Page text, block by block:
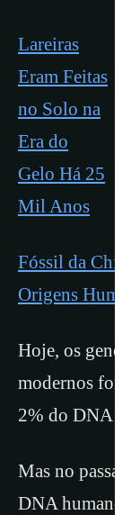
Lareiras
Eram Feitas
no Solo na
Era do
Gelo Há 25
Mil Anos
Fóssil da
Origens
Hoje, os
modernos fora
2% do DNA
Mas no
DNA humano